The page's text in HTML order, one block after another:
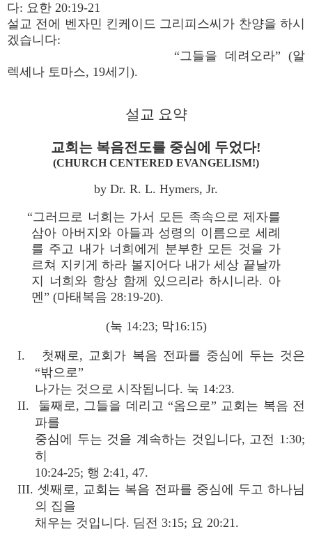
다: 요한 20:19-21
설교 전에 벤자민 킨케이드 그리피스씨가 찬양을 하시
겠습니다:
“그들을 데려오라” (알
렉세나 토마스, 19세기).
설교 요약
교회는 복음전도를 중심에 두었다!
(CHURCH CENTERED EVANGELISM!)
by Dr. R. L. Hymers, Jr.
“그러므로 너희는 가서 모든 족속으로 제자를
삼아 아버지와 아들과 성령의 이름으로 세례
를 주고 내가 너희에게 분부한 모든 것을 가
르쳐 지키게 하라 볼지어다 내가 세상 끝날까
지 너희와 항상 함께 있으리라 하시니라. 아
멘” (마태복음 28:19-20).
(눅 14:23; 막16:15)
I. 첫째로, 교회가 복음 전파를 중심에 두는 것은
“밖으로”
나가는 것으로 시작됩니다. 눅 14:23.
II. 둘째로, 그들을 데리고 “옴으로” 교회는 복음 전
파를
중심에 두는 것을 계속하는 것입니다, 고전 1:30;
히
10:24-25; 행 2:41, 47.
III. 셋째로, 교회는 복음 전파를 중심에 두고 하나님
의 집을
채우는 것입니다. 딤전 3:15; 요 20:21.